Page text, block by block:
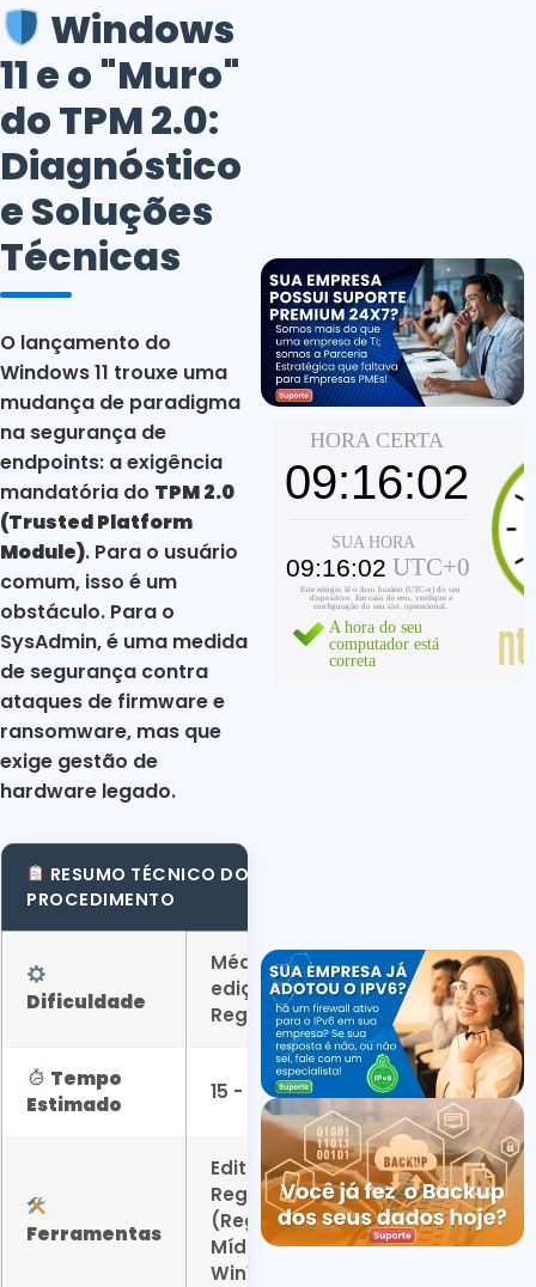
Windows
11 e o "Muro"
do TPM 2.0:
Diagnóstico
e Soluções
Técnicas
O lançamento do
Windows 11 trouxe uma
mudança de paradigma
na segurança de
endpoints: a exigência
mandatória do TPM 2.0
(Trusted Platform
Module). Para o usuário
comum, isso é um
obstáculo. Para o
SysAdmin, é uma medida
de segurança contra
ataques de firmware e
ransomware, mas que
exige gestão de
hardware legado.
RESUMO TÉCNICO DO
PROCEDIMENTO
Dificuldade
Média (Requer
edição de
Registro/BIOS)
Tempo
Estimado
15 - 30 Minutos
Ferramentas
Editor de
Registro
(Regedit),
Mídia USB
Win11